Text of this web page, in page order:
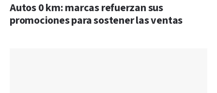
Autos 0 km: marcas refuerzan sus
promociones para sostener las ventas